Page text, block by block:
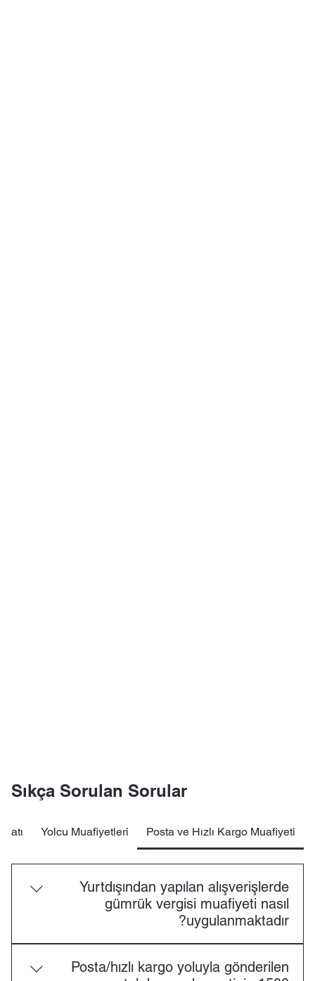
Sıkça Sorulan Sorular
Posta ve Hızlı Kargo Muafiyeti
Yolcu Muafiyetleri
Yurtdışından yapılan alışverişlerde
gümrük vergisi muafiyeti nasıl
uygulanmaktadır?
ya da hızlı kargo taşımacılığı yoluyla gelen ve ticari
Posta/hızlı kargo yoluyla gönderilen